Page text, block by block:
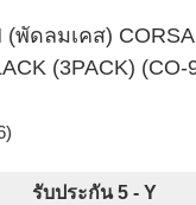
(พัดลมเคส)
(3PACK) (CO-
รับประกัน 5 - Y